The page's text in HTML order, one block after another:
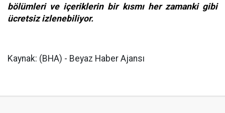
bölümleri ve içeriklerin bir kısmı her zamanki gibi
ücretsiz izlenebiliyor.
Kaynak: (BHA) - Beyaz Haber Ajansı